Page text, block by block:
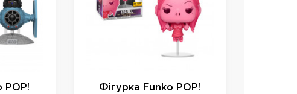
POP!
Фігурка Funko POP!